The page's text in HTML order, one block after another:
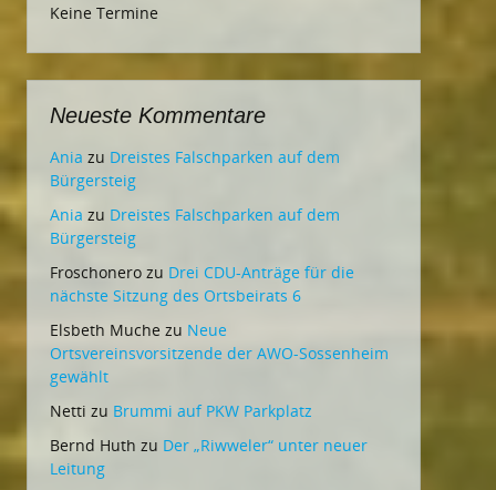
Keine Termine
Neueste Kommentare
Ania zu Dreistes Falschparken auf dem
Bürgersteig
Ania zu Dreistes Falschparken auf dem
Bürgersteig
Froschonero zu Drei CDU-Anträge für die
nächste Sitzung des Ortsbeirats 6
Elsbeth Muche zu Neue
Ortsvereinsvorsitzende der AWO-Sossenheim
gewählt
Netti zu Brummi auf PKW Parkplatz
Bernd Huth zu Der „Riwweler“ unter neuer
Leitung